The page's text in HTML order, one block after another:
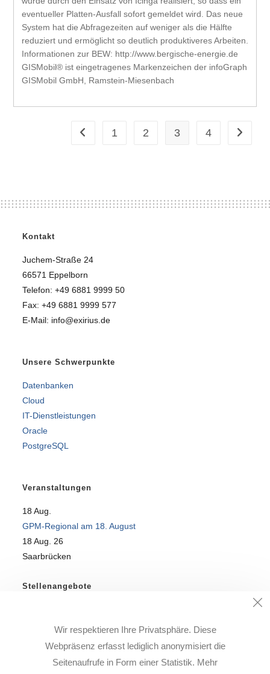
eventueller Platten-Ausfall sofort gemeldet wird. Das neue
System hat die Abfragezeiten auf weniger als die Hälfte
reduziert und ermöglicht so deutlich produktiveres Arbeiten.
Informationen zur BEW: http://www.bergische-energie.de
GISMobil® ist eingetragenes Markenzeichen der infoGraph
GISMobil GmbH, Ramstein-Miesenbach
1 2 3 4
Kontakt
Juchem-Straße 24
66571 Eppelborn
Telefon: +49 6881 9999 50
Fax: +49 6881 9999 577
E-Mail: info@exirius.de
Unsere Schwerpunkte
Datenbanken
Cloud
IT-Dienstleistungen
Oracle
PostgreSQL
Veranstaltungen
18 Aug.
GPM-Regional am 18. August
18 Aug. 26
Saarbrücken
Stellenangebote
Alle freien Stellen finden Sie auf unserer
Wir respektieren Ihre Privatsphäre. Diese
Webpräsenz erfasst lediglich anonymisiert die
Seitenaufrufe in Form einer Statistik. Mehr